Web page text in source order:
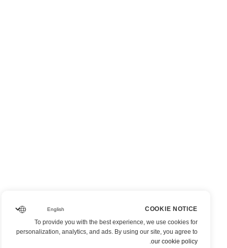
COOKIE NOTICE
To provide you with the best experience, we use cookies for
personalization, analytics, and ads. By using our site, you agree to
our cookie policy
.